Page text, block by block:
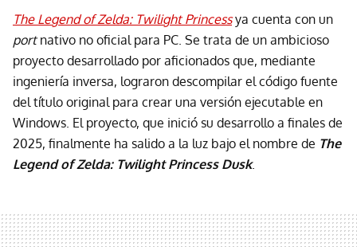
The Legend of Zelda: Twilight Princessya cuenta con un
portnativo no oficial para PC. Se trata de un ambicioso
proyecto desarrollado por aficionados que, mediante
ingeniería inversa, lograron descompilar el código fuente
del título original para crear una versión ejecutable en
Windows. El proyecto, que inició su desarrollo a finales de
2025, finalmente ha salido a la luz bajo el nombre de The
Legend of Zelda: Twilight Princess Dusk.